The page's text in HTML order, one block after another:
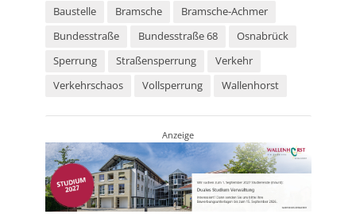
Baustelle Bramsche
Bramsche-Achmer
Bundesstraße
Bundesstraße 68
Osnabrück
Sperrung
Straßensperrung
Verkehr
Verkehrschaos
Vollsperrung Wallenhorst
Anzeige